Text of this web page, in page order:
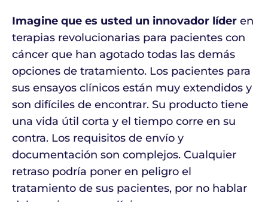
Imagine que es usted un innovador líder en
terapias revolucionarias para pacientes con
cáncer que han agotado todas las demás
opciones de tratamiento. Los pacientes para
sus ensayos clínicos están muy extendidos y
son difíciles de encontrar. Su producto tiene
una vida útil corta y el tiempo corre en su
contra. Los requisitos de envío y
documentación son complejos. Cualquier
retraso podría poner en peligro el
tratamiento de sus pacientes, por no hablar